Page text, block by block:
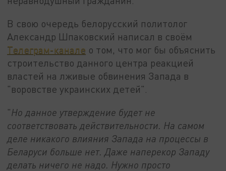
В свою очередь белорусский политолог
Александр Шпаковский написал в своём
Телеграм-канале о том, что мог бы объяснить
строительство данного центра реакцией
властей на лживые обвинения Запада в
"воровстве украинских детей".
"Но данное утверждение будет не
соответствовать действительности. На самом
деле никакого влияния Запада на процессы в
Беларуси больше нет. Даже наперекор Западу
делать ничего не надо. Нужно просто